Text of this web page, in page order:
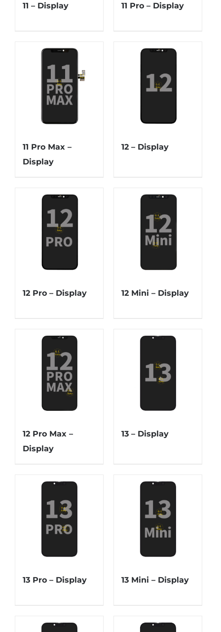
11 – Display 11 Pro – Display
11 Pro Max –
Display
12 – Display
12 Pro – Display 12 Mini – Display
12 Pro Max –
Display
13 – Display
13 Pro – Display 13 Mini – Display